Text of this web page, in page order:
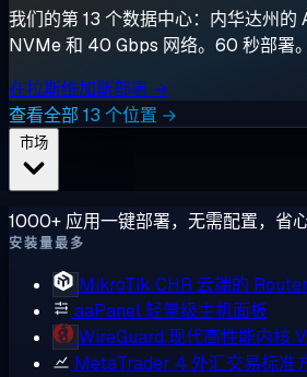
我们的第 13 个数据中心：内华达州的
NVMe 和 40 Gbps 网络。60 秒部署。
在拉斯维加斯部署 →
查看全部 13 个位置 →
1000+ 应用一键部署，无需配置，省心
安装量最多
MikroTik CHR 云端的
aaPanel轻量级主机面板
WireGuard 现代高性能内核
MetaTrader 4 外汇交易标准